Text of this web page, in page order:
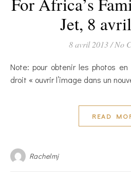
Jet, 8
8 avril 2013/ No
Note: pour obtenir les photos en taille réelle, un petit clic
droit « ouvrir l’image dans un
READ
Rachelmj